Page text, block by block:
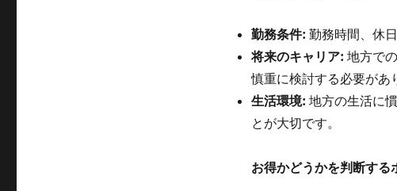
勤務条件: 勤務時間、休
将来のキャリア: 地方で
慎重に検討する必要があ
生活環境: 地方の生活に
とが大切です。
お得かどうかを判断する